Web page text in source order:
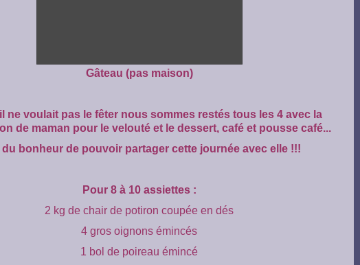
Gâteau (pas maison)
ne voulait pas le fêter nous sommes restés tous les 4 avec la
de maman pour le velouté et le dessert, café et pousse café...
du bonheur de pouvoir partager cette journée avec elle !!!
Pour 8 à 10 assiettes :
2 kg de chair de potiron coupée en dés
4 gros oignons émincés
1 bol de poireau émincé